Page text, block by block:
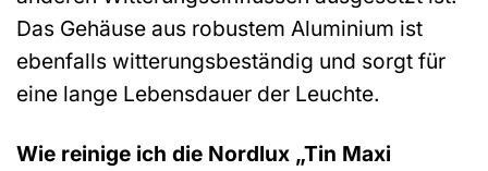
Das Gehäuse aus robustem Aluminium ist
ebenfalls witterungsbeständig und sorgt für
eine lange Lebensdauer der Leuchte.
Wie reinige ich die Nordlux „Tin Maxi